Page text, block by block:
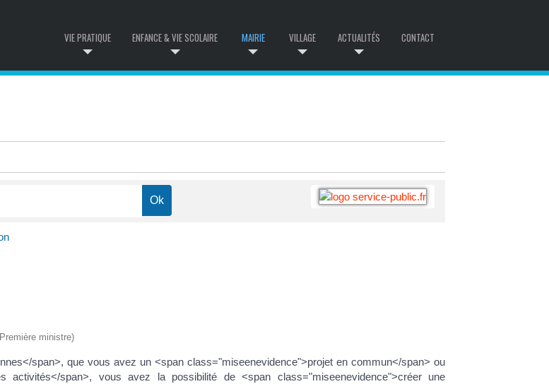
CONTACT
ACTUALITÉS
VILLAGE
MAIRIE
ENFANCE & VIE SCOLAIRE
VIE PRATIQUE
ministre)
span>, que vous avez un <span class="miseenevidence">projet en commun</span> ou
activités</span>, vous avez la possibilité de <span class="miseenevidence">créer une